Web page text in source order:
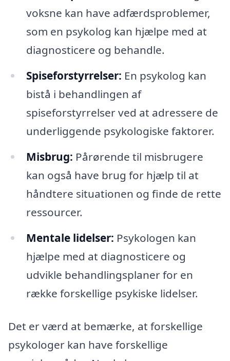
voksne kan have adfærdsproblemer,
som en psykolog kan hjælpe med at
diagnosticere og behandle.
Spiseforstyrrelser: En psykolog kan
bistå i behandlingen af
spiseforstyrrelser ved at adressere de
underliggende psykologiske faktorer.
Misbrug: Pårørende til misbrugere
kan også have brug for hjælp til at
håndtere situationen og finde de rette
ressourcer.
Mentale lidelser: Psykologen kan
hjælpe med at diagnosticere og
udvikle behandlingsplaner for en
række forskellige psykiske lidelser.
Det er værd at bemærke, at forskellige
psykologer kan have forskellige